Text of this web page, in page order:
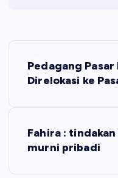
Pedagang
Direlokasi ke
Fahira :
murni pribadi